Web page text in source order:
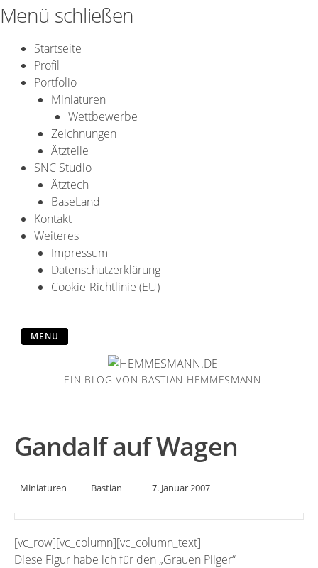
Zum
Inhalt
springen
Menü schließen
Startseite
Profil
Portfolio
Miniaturen
Wettbewerbe
Zeichnungen
Ätzteile
SNC Studio
Ätztech
BaseLand
Kontakt
Weiteres
Impressum
Datenschutzerklärung
Cookie-Richtlinie (EU)
EIN BLOG VON BASTIAN HEMMESMANN
MENÜ
Gandalf auf Wagen
Miniaturen Bastian 7. Januar 2007
[vc_row][vc_column][vc_column_text]
Diese Figur habe ich für den „Grauen Pilger“